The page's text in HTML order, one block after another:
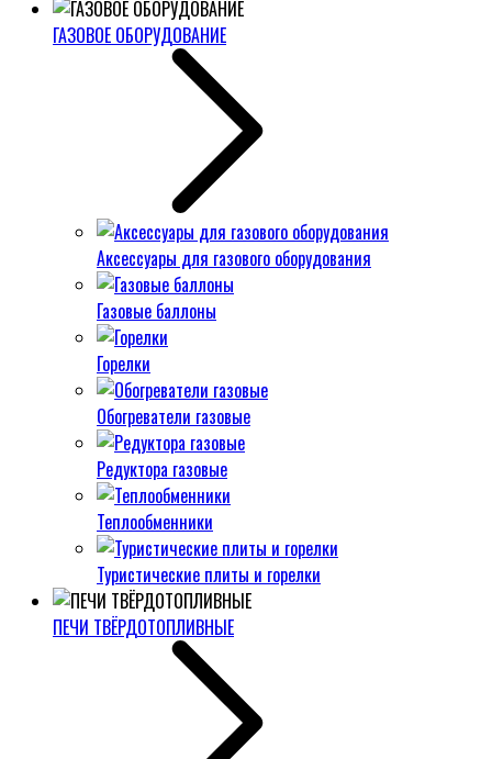
ГАЗОВОЕ ОБОРУДОВАНИЕ
Аксессуары для газового оборудования
Газовые баллоны
Горелки
Обогреватели газовые
Редуктора газовые
Теплообменники
Туристические плиты и горелки
ПЕЧИ ТВЁРДОТОПЛИВНЫЕ